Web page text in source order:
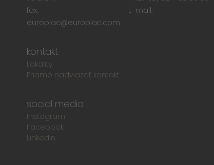
fax:
E-mail:
europlac@europlac.com
kontakt
Lokality
Priamo nadviazať kontakt
social media
Instagram
Facebook
LinkedIn